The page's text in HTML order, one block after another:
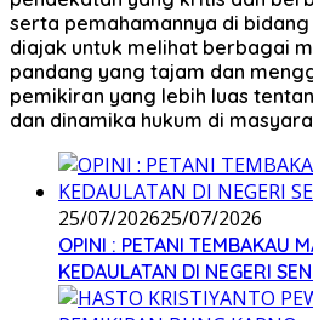
serta pemahamannya di bidang
diajak untuk melihat berbagai
pandang yang tajam dan
pemikiran yang lebih luas
dan dinamika hukum di
25/07/202625/07/2026
OPINI : PETANI TEMBAKAU
KEDAULATAN DI NEGERI